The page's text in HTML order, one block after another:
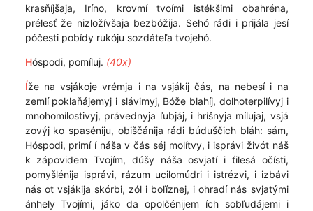
krasňíjšaja, Iríno, krovmí tvoími istékšimi obahréna,
prélesť že nizložívšaja bezbóžija. Sehó rádi i prijála jesí
póčesti pobídy rukóju sozdáteľa tvojehó.
Hóspodi, pomíluj. (40x)
Íže na vsjákoje vrémja i na vsjákij čás, na nebesí i na
zemlí poklaňájemyj i slávimyj, Bóže blahíj, dolhoterpilívyj i
mnohomílostivyj, právednyja ľubjáj, i hríšnyja mílujaj, vsjá
zovýj ko spaséniju, obiščánija rádi búduščich bláh: sám,
Hóspodi, primí í náša v čás séj molítvy, i isprávi živót náš
k zápovidem Tvojím, dúšy náša osvjatí i ťilesá očísti,
pomyšlénija isprávi, rázum ucilomúdri i istrézvi, i izbávi
nás ot vsjákija skórbi, zól i boľíznej, i ohradí nás svjatými
ánhely Tvojími, jáko da opolčénijem ích sobľudájemi i